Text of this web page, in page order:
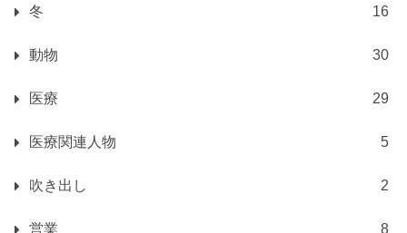
冬 16
動物 30
医療 29
医療関連人物 5
吹き出し 2
営業 8